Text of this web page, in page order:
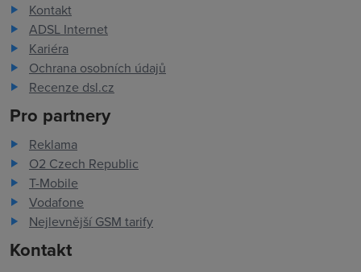
Kontakt
ADSL Internet
Kariéra
Ochrana osobních údajů
Recenze dsl.cz
Pro partnery
Reklama
O2 Czech Republic
T-Mobile
Vodafone
Nejlevnější GSM tarify
Kontakt